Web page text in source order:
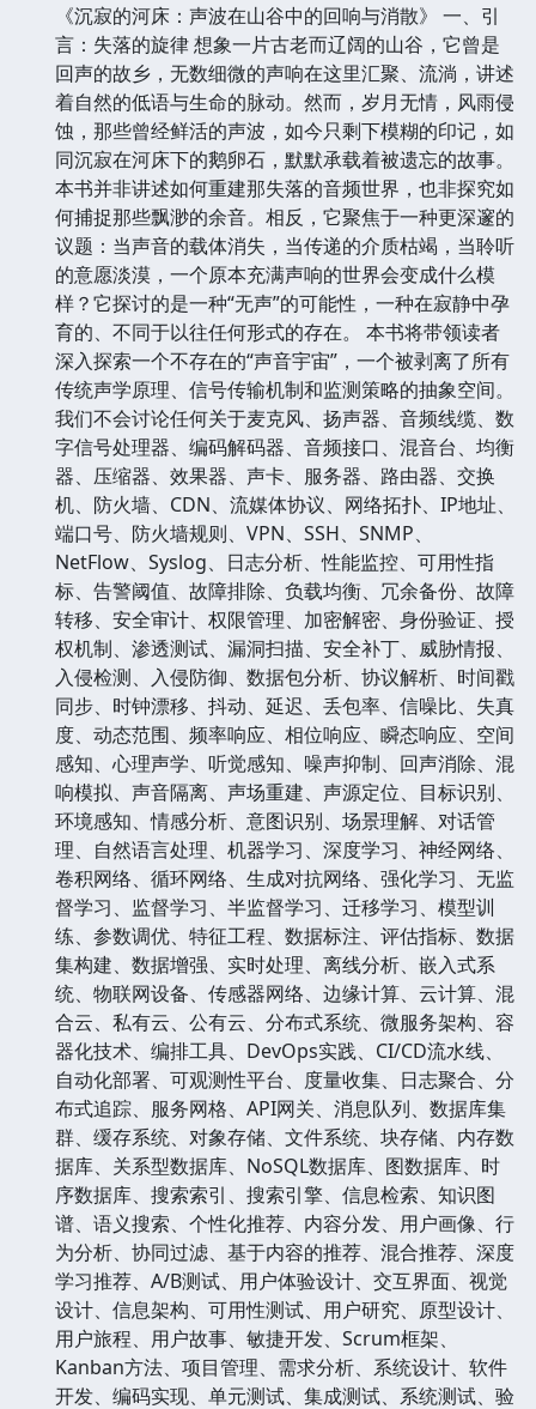
《沉寂的河床：声波在山谷中的回响与消散》 一、引
言：失落的旋律 想象一片古老而辽阔的山谷，它曾是
回声的故乡，无数细微的声响在这里汇聚、流淌，讲述
着自然的低语与生命的脉动。然而，岁月无情，风雨侵
蚀，那些曾经鲜活的声波，如今只剩下模糊的印记，如
同沉寂在河床下的鹅卵石，默默承载着被遗忘的故事。
本书并非讲述如何重建那失落的音频世界，也非探究如
何捕捉那些飘渺的余音。相反，它聚焦于一种更深邃的
议题：当声音的载体消失，当传递的介质枯竭，当聆听
的意愿淡漠，一个原本充满声响的世界会变成什么模
样？它探讨的是一种“无声”的可能性，一种在寂静中孕
育的、不同于以往任何形式的存在。 本书将带领读者
深入探索一个不存在的“声音宇宙”，一个被剥离了所有
传统声学原理、信号传输机制和监测策略的抽象空间。
我们不会讨论任何关于麦克风、扬声器、音频线缆、数
字信号处理器、编码解码器、音频接口、混音台、均衡
器、压缩器、效果器、声卡、服务器、路由器、交换
机、防火墙、CDN、流媒体协议、网络拓扑、IP地址、
端口号、防火墙规则、VPN、SSH、SNMP、
NetFlow、Syslog、日志分析、性能监控、可用性指
标、告警阈值、故障排除、负载均衡、冗余备份、故障
转移、安全审计、权限管理、加密解密、身份验证、授
权机制、渗透测试、漏洞扫描、安全补丁、威胁情报、
入侵检测、入侵防御、数据包分析、协议解析、时间戳
同步、时钟漂移、抖动、延迟、丢包率、信噪比、失真
度、动态范围、频率响应、相位响应、瞬态响应、空间
感知、心理声学、听觉感知、噪声抑制、回声消除、混
响模拟、声音隔离、声场重建、声源定位、目标识别、
环境感知、情感分析、意图识别、场景理解、对话管
理、自然语言处理、机器学习、深度学习、神经网络、
卷积网络、循环网络、生成对抗网络、强化学习、无监
督学习、监督学习、半监督学习、迁移学习、模型训
练、参数调优、特征工程、数据标注、评估指标、数据
集构建、数据增强、实时处理、离线分析、嵌入式系
统、物联网设备、传感器网络、边缘计算、云计算、混
合云、私有云、公有云、分布式系统、微服务架构、容
器化技术、编排工具、DevOps实践、CI/CD流水线、
自动化部署、可观测性平台、度量收集、日志聚合、分
布式追踪、服务网格、API网关、消息队列、数据库集
群、缓存系统、对象存储、文件系统、块存储、内存数
据库、关系型数据库、NoSQL数据库、图数据库、时
序数据库、搜索索引、搜索引擎、信息检索、知识图
谱、语义搜索、个性化推荐、内容分发、用户画像、行
为分析、协同过滤、基于内容的推荐、混合推荐、深度
学习推荐、A/B测试、用户体验设计、交互界面、视觉
设计、信息架构、可用性测试、用户研究、原型设计、
用户旅程、用户故事、敏捷开发、Scrum框架、
Kanban方法、项目管理、需求分析、系统设计、软件
开发、编码实现、单元测试、集成测试、系统测试、验